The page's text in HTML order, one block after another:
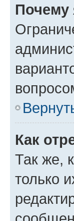
Почему
Как
Так же,
только